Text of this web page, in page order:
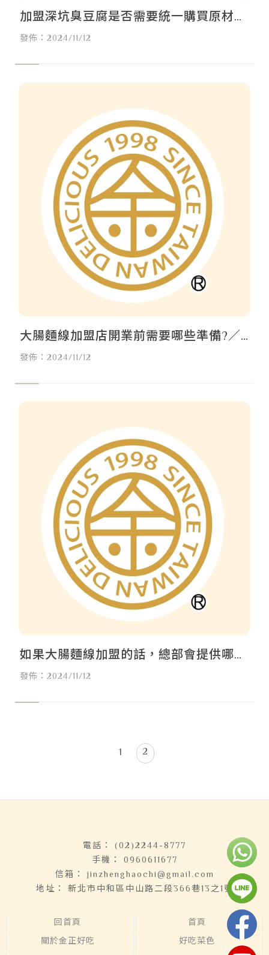
加盟深坑臭豆腐是否需要統一購買原材
料?／臭豆腐加盟,台北臭豆腐加盟,中和臭
豆腐加盟,桃園臭豆腐加盟
發佈：2024/11/12
大腸麵線加盟店開業前需要哪些準備?／
大腸麵線開店諮詢,台北大腸麵線開店諮
開店諮詢
發佈：2024/11/12
如果大腸麵線加盟的話，總部會提供哪些
支援?／大腸麵線加盟,台北大腸麵線加盟,
中和大腸麵線加盟,桃園大腸麵線加盟
發佈：2024/11/12
1 2
(02)2244-8777
0960611677
jinzhenghaochi@gmail.com
新北市中和區中山路二段366巷13之1號
回首頁
首頁
關於金正好吃
好吃菜色